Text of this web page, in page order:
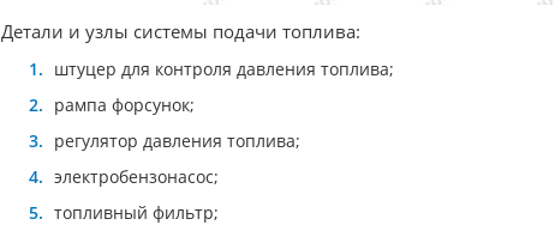
Детали и узлы системы подачи топлива:
штуцер для контроля давления топлива;
рампа форсунок;
регулятор давления топлива;
электробензонасос;
топливный фильтр;